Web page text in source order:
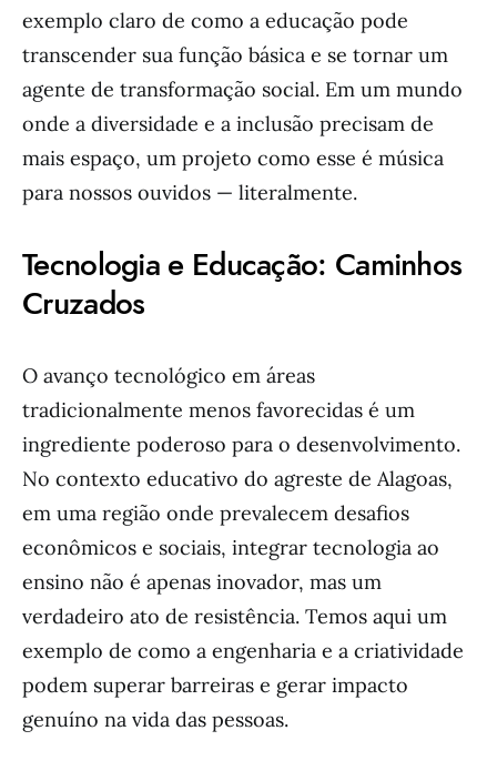
exemplo claro de como a educação pode
transcender sua função básica e se tornar um
agente de transformação social. Em um mundo
onde a diversidade e a inclusão precisam de
mais espaço, um projeto como esse é música
para nossos ouvidos — literalmente.
Tecnologia e Educação: Caminhos
Cruzados
O avanço tecnológico em áreas
tradicionalmente menos favorecidas é um
ingrediente poderoso para o desenvolvimento.
No contexto educativo do agreste de Alagoas,
em uma região onde prevalecem desafios
econômicos e sociais, integrar tecnologia ao
ensino não é apenas inovador, mas um
verdadeiro ato de resistência. Temos aqui um
exemplo de como a engenharia e a criatividade
podem superar barreiras e gerar impacto
genuíno na vida das pessoas.